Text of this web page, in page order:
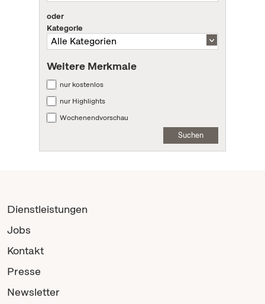
oder
Kategorie
Weitere Merkmale
nur kostenlos
nur Highlights
Wochenendvorschau
Suchen
Dienstleistungen
Jobs
Kontakt
Presse
Newsletter